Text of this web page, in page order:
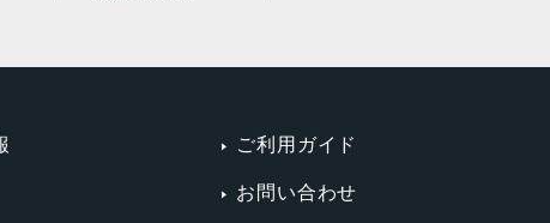
ご利用ガイド
お問い合わせ